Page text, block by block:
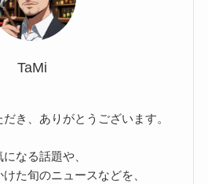
TaMi
き、ありがとうございます。
なる話題や、
た旬のニュースなどを、